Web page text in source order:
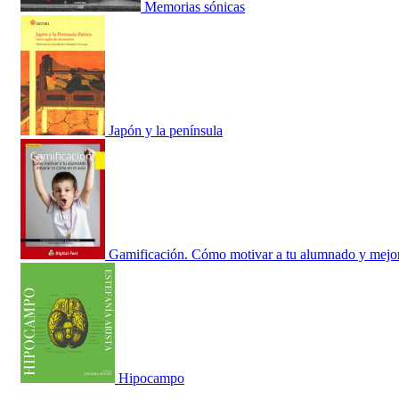
Memorias sónicas
Japón y la península
Gamificación. Cómo motivar a tu alumnado y
Hipocampo